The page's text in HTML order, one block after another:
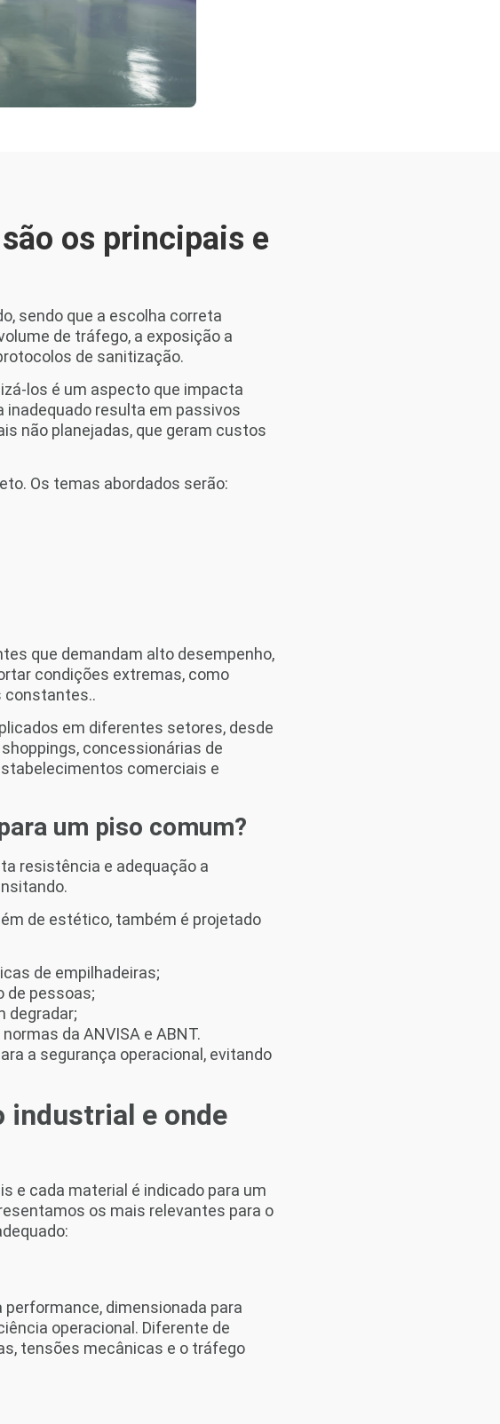
os principais e
sendo que a escolha correta
de tráfego, a exposição a
de sanitização.
los é um aspecto que impacta
resulta em passivos
não planejadas, que geram custos
Os temas abordados serão:
que demandam alto desempenho,
condições extremas, como
constantes..
em diferentes setores, desde
concessionárias de
comerciais e
um piso comum?
resistência e adequação a
de estético, também é projetado
de empilhadeiras;
de pessoas;
degradar;
da ANVISA e ABNT.
a segurança operacional, evitando
industrial e onde
e cada material é indicado para um
os mais relevantes para o
dimensionada para
operacional. Diferente de
tensões mecânicas e o tráfego